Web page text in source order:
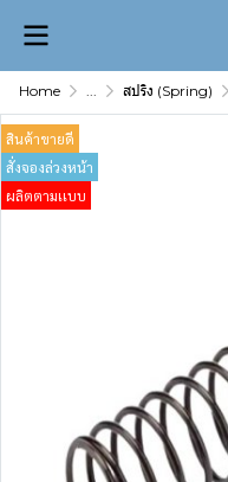
Home ... สปริง (Spring)
สินค้าขายดี
สั่งจองล่วงหน้า
ผลิตตามเเบบ